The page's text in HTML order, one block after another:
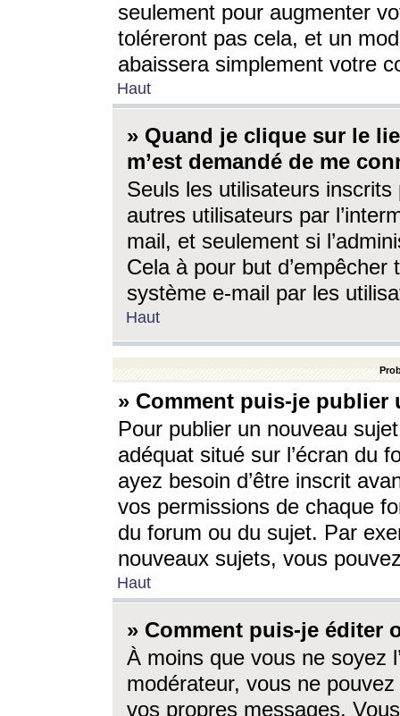
seulement pour augmenter
toléreront pas cela, et un
abaissera simplement votre
Haut
» Quand je clique sur le
m’est demandé de me
Seuls les utilisateurs
autres utilisateurs par
mail, et seulement si
Cela à pour but
système e-mail par les
Haut
» Comment puis-je
Pour publier un nouveau
adéquat situé sur l’écran du
ayez besoin d’être inscrit
vos permissions de chaque
du forum ou du sujet. Par
nouveaux sujets, vous
Haut
» Comment puis-je éditer
À moins que vous ne soyez
modérateur, vous ne
vos propres messages.